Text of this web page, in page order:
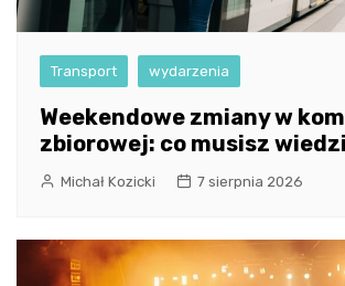
Transport wydarzenia
Weekendowe zmiany w
zbiorowej: co musisz
Michał Kozicki 7 sierpnia 2026